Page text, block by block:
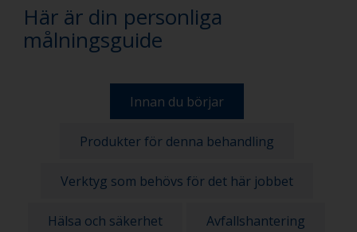
Här är din personliga
målningsguide
Innan du börjar
Produkter för denna behandling
Verktyg som behövs för det här jobbet
Hälsa och säkerhet Avfallshantering